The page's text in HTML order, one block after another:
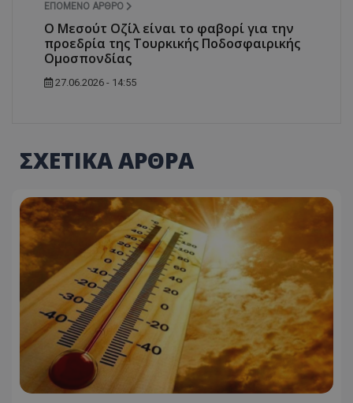
ΕΠΌΜΕΝΟ ΆΡΘΡΟ
Ο Μεσούτ Οζίλ είναι το φαβορί για την
προεδρία της Τουρκικής Ποδοσφαιρικής
Ομοσπονδίας
27.06.2026 - 14:55
ΣΧΕΤΙΚΑ ΑΡΘΡΑ